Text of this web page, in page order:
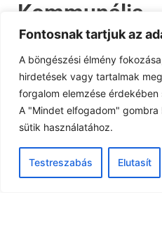
Fontosnak tartjuk az
A böngészési élmény
hirdetések vagy tartalmak
forgalom elemzése
A "Mindet elfogadom"
sütik használatához.
Testreszabás Elutasít
Kommunális
Esemény kezdete: május 17, 2024
Esemény időpont: